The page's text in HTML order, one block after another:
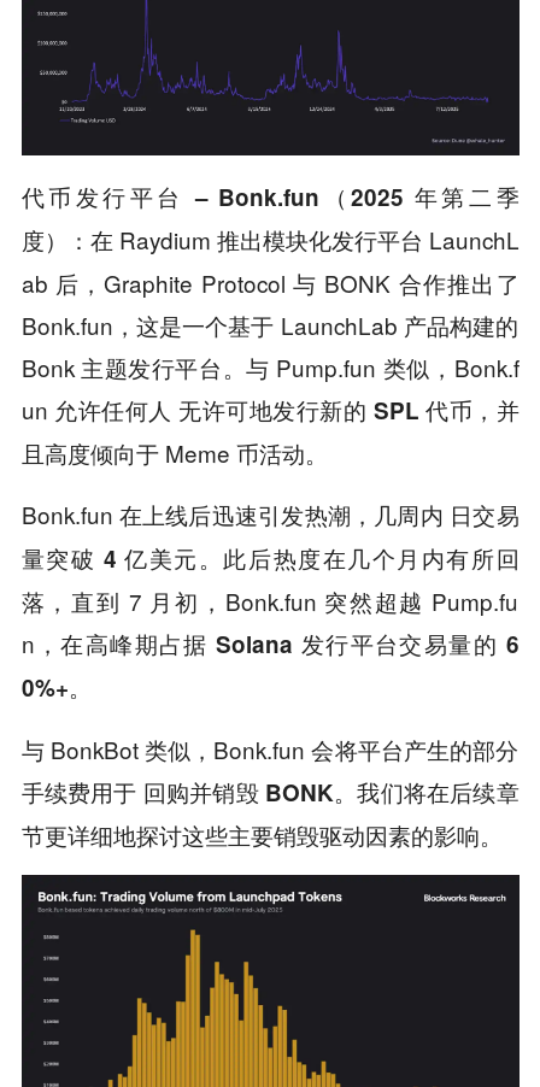
代币发行平台 – Bonk.fun（2025 年第二季
度）： 在 Raydium 推出模块化发行平台 LaunchL
ab 后，Graphite Protocol 与 BONK 合作推出了
Bonk.fun，这是一个基于 LaunchLab 产品构建的
Bonk 主题发行平台。与 Pump.fun 类似，Bonk.f
un 允许任何人 无许可地发行新的 SPL 代币 ，并
且高度倾向于 Meme 币活动。
Bonk.fun 在上线后迅速引发热潮，几周内 日交易
量突破 4 亿美元。此后热度在几个月内有所回
落，直到 7 月初，Bonk.fun 突然超越 Pump.fu
n，在高峰期占据 Solana 发行平台交易量的 6
0%+。
与 BonkBot 类似，Bonk.fun 会将平台产生的部分
手续费用于 回购并销毁 BONK。我们将在后续章
节更详细地探讨这些主要销毁驱动因素的影响。